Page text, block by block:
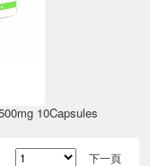
10Capsules
下一頁